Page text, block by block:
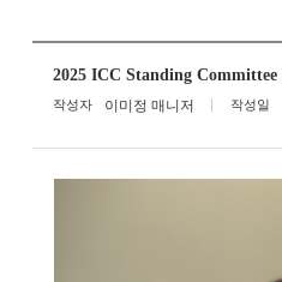
2025 ICC Standing Committee
작성자 이미정 매니저 작성일